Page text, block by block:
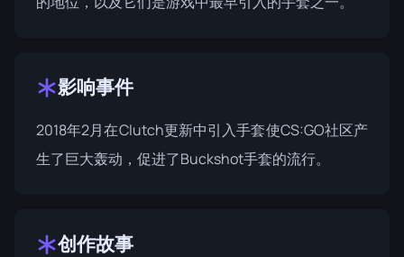
影响事件
2018年2月在Clutch更新中引入手套使CS:GO社区产
生了巨大轰动，促进了Buckshot手套的流行。
创作故事